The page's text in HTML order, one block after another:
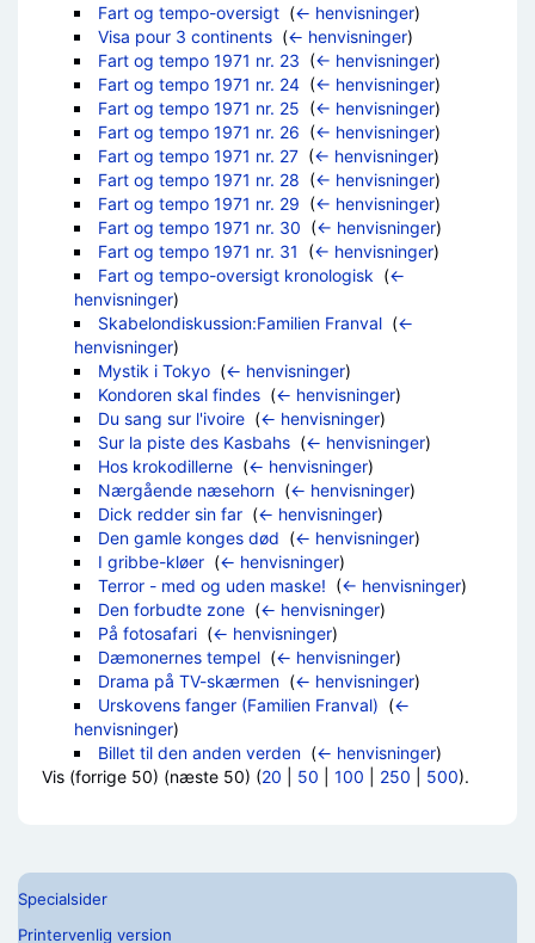
Fart og tempo-oversigt‎ (← henvisninger)
Visa pour 3 continents‎ (← henvisninger)
Fart og tempo 1971 nr. 23 (← henvisninger)
Fart og tempo 1971 nr. 24‎ (← henvisninger)
Fart og tempo 1971 nr. 25 (← henvisninger)
Fart og tempo 1971 nr. 26 (← henvisninger)
Fart og tempo 1971 nr. 27‎ (← henvisninger)
Fart og tempo 1971 nr. 28 (← henvisninger)
Fart og tempo 1971 nr. 29 (← henvisninger)
Fart og tempo 1971 nr. 30 (← henvisninger)
Fart og tempo 1971 nr. 31
(← henvisninger)
Fart og tempo-oversigt kronologisk (←
henvisninger)
Skabelondiskussion:Familien Franval‎ (←
henvisninger)
Mystik i Tokyo‎ (← henvisninger)
Kondoren skal findes‎ (← henvisninger)
Du sang sur l'ivoire‎ (← henvisninger)
Sur la piste des Kasbahs‎ (← henvisninger)
Hos krokodillerne‎ (← henvisninger)
Nærgående næsehorn‎ (← henvisninger)
Dick redder sin far‎ (← henvisninger)
Den gamle konges død (← henvisninger)
I gribbe-kløer‎ (← henvisninger)
Terror - med og uden maske! (← henvisninger)
Den forbudte zone‎ (← henvisninger)
På fotosafari‎ (← henvisninger)
Dæmonernes tempel‎ (← henvisninger)
Drama på TV-skærmen‎ (← henvisninger)
Urskovens fanger (Familien Franval) (←
henvisninger)
Billet til den anden verden‎ (← henvisninger)
Vis (forrige 50) (næste 50) (20 50 100 250 500).
Specialsider
Printervenlig version